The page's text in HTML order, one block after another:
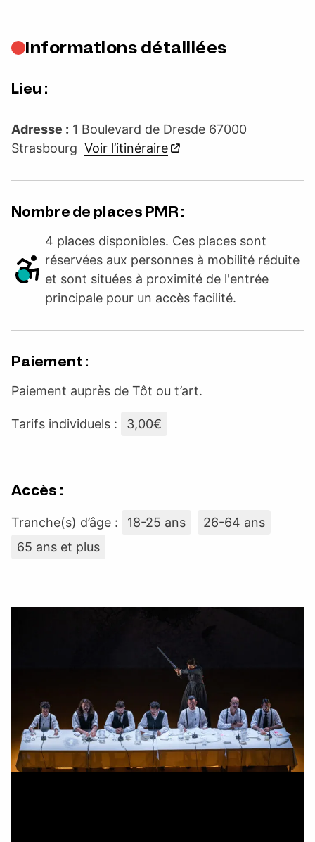
Informations détaillées
Lieu :
Adresse : 1 Boulevard de Dresde 67000
Strasbourg Voir l’itinéraire
Nombre de places PMR :
4 places disponibles. Ces places sont
réservées aux personnes à mobilité réduite
et sont situées à proximité de l'entrée
principale pour un accès facilité.
Paiement :
Paiement auprès de Tôt ou t’art.
Tarifs individuels : 3,00€
Accès :
Tranche(s) d’âge : 18-25 ans
26-64 ans
65 ans et plus